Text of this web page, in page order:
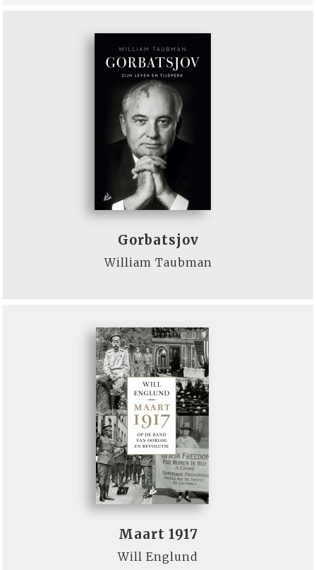
Gorbatsjov
William Taubman
Maart 1917
Will Englund